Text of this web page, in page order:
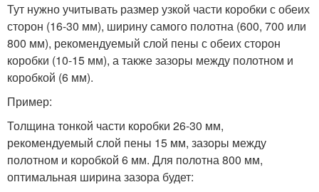
Тут нужно учитывать размер узкой части коробки с обеих
сторон (16-30 мм), ширину самого полотна (600, 700 или
800 мм), рекомендуемый слой пены с обеих сторон
коробки (10-15 мм), а также зазоры между полотном и
коробкой (6 мм).
Пример:
Толщина тонкой части коробки 26-30 мм,
рекомендуемый слой пены 15 мм, зазоры между
полотном и коробкой 6 мм. Для полотна 800 мм,
оптимальная ширина зазора будет: